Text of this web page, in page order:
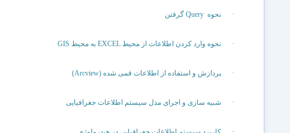
· نحوه Query گرفتن
· نحوه وارد کردن اطلاعات از محیط EXCEL به محیط GIS
· پردازش و استفاده از اطلاعات قمی شده (Arcview
)
· شبیه سازی و اجرای مدل سیستم اطلاعات جغرافیایی